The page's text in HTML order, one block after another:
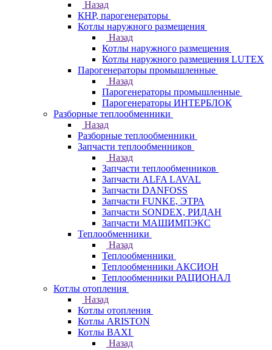
Назад
КНР, парогенераторы
Котлы наружного размещения
Назад
Котлы наружного размещения
Котлы наружного размещения LUTEX
Парогенераторы промышленные
Назад
Парогенераторы промышленные
Парогенераторы ИНТЕРБЛОК
Разборные теплообменники
Назад
Разборные теплообменники
Запчасти теплообменников
Назад
Запчасти теплообменников
Запчасти ALFA LAVAL
Запчасти DANFOSS
Запчасти FUNKE, ЭТРА
Запчасти SONDEX, РИДАН
Запчасти МАШИМПЭКС
Теплообменники
Назад
Теплообменники
Теплообменники АКСИОН
Теплообменники РАЦИОНАЛ
Котлы отопления
Назад
Котлы отопления
Котлы ARISTON
Котлы BAXI
Назад